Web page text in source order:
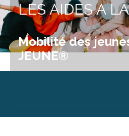
LES AIDES A
Mobilité des
JEUNE®